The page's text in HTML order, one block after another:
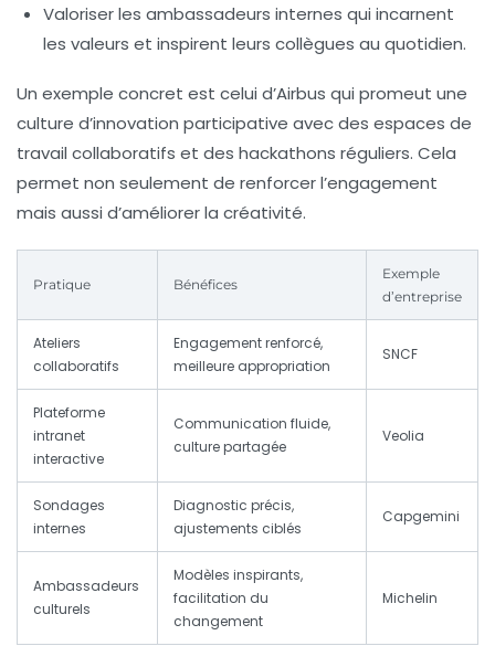
Valoriser les ambassadeurs internes qui incarnent
les valeurs et inspirent leurs collègues au quotidien.
Un exemple concret est celui d’Airbus qui promeut une
culture d’innovation participative avec des espaces de
travail collaboratifs et des hackathons réguliers. Cela
permet non seulement de renforcer l’engagement
mais aussi d’améliorer la créativité.
Pratique Bénéfices
Exemple
d’entreprise
Ateliers
collaboratifs
Engagement renforcé,
meilleure appropriation
SNCF
Plateforme
intranet
interactive
Communication fluide,
culture partagée
Veolia
Sondages
internes
Diagnostic précis,
ajustements ciblés
Capgemini
Ambassadeurs
culturels
Modèles inspirants,
facilitation du
changement
Michelin